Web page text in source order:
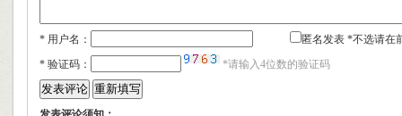
* 用户名：
匿名发表 *不选请在
* 验证码： *请输入4位数的验证码